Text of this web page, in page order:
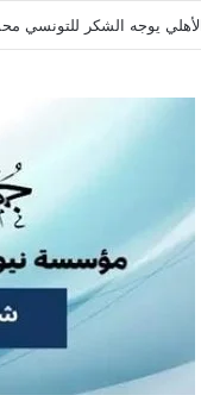
يوجه الشكر للتونسي